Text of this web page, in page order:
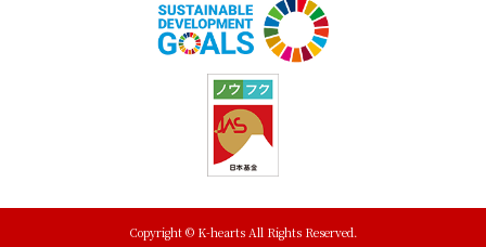
Copyright © K-hearts All Rights Reserved.